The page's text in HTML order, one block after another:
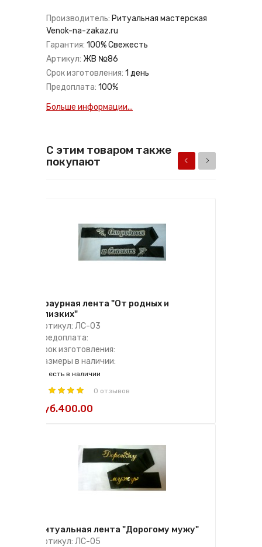
Производитель: Ритуальная мастерская
Venok-na-zakaz.ru
Гарантия: 100% Свежесть
Артикул: ЖВ №86
Срок изготовления: 1 день
Предоплата: 100%
Больше информации...
С этим товаром также
покупают
Траурная лента "От родных и
близких"
Артикул: ЛС-03
Предоплата:
Срок изготовления:
Размеры в наличии:
есть в наличии
0 отзывов
руб.400.00
Ритуальная лента "Дорогому мужу"
Артикул: ЛС-05